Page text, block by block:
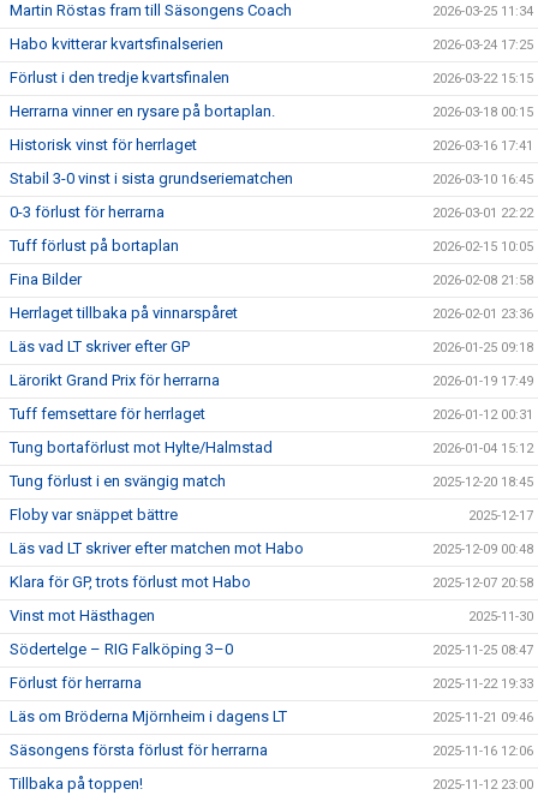
Martin Röstas fram till Säsongens Coach 2026-03-25 11:34
Habo kvitterar kvartsfinalserien 2026-03-24 17:25
Förlust i den tredje kvartsfinalen 2026-03-22 15:15
Herrarna vinner en rysare på bortaplan. 2026-03-18 00:15
Historisk vinst för herrlaget 2026-03-16 17:41
Stabil 3-0 vinst i sista grundseriematchen 2026-03-10 16:45
0-3 förlust för herrarna 2026-03-01 22:22
Tuff förlust på bortaplan 2026-02-15 10:05
Fina Bilder 2026-02-08 21:58
Herrlaget tillbaka på vinnarspåret 2026-02-01 23:36
Läs vad LT skriver efter GP 2026-01-25 09:18
Lärorikt Grand Prix för herrarna 2026-01-19 17:49
Tuff femsettare för herrlaget 2026-01-12 00:31
Tung bortaförlust mot Hylte/Halmstad 2026-01-04 15:12
Tung förlust i en svängig match 2025-12-20 18:45
Floby var snäppet bättre 2025-12-17
Läs vad LT skriver efter matchen mot Habo 2025-12-09 00:48
Klara för GP, trots förlust mot Habo 2025-12-07 20:58
Vinst mot Hästhagen 2025-11-30
Södertelge – RIG Falköping 3–0 2025-11-25 08:47
Förlust för herrarna 2025-11-22 19:33
Läs om Bröderna Mjörnheim i dagens LT 2025-11-21 09:46
Säsongens första förlust för herrarna 2025-11-16 12:06
Tillbaka på toppen! 2025-11-12 23:00